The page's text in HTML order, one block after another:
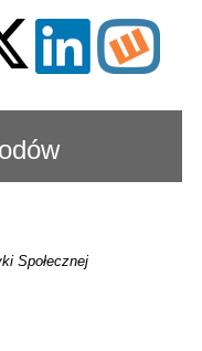
Społecznej